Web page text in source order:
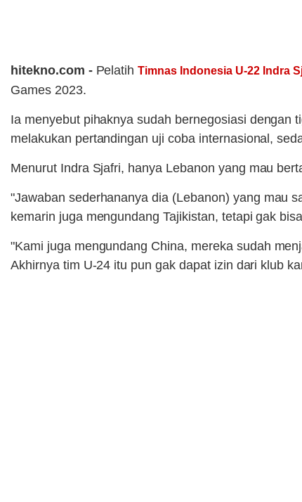
hitekno.com - PelatihTimnas Indonesia U-22 Indra
Games 2023.
Ia menyebut pihaknya sudah bernegosiasi dengan
melakukan pertandingan uji coba internasional,
Menurut Indra Sjafri, hanya Lebanon yang mau
"Jawaban sederhananya dia (Lebanon) yang mau
kemarin juga mengundang Tajikistan, tetapi gak
"Kami juga mengundang China, mereka sudah
Akhirnya tim U-24 itu pun gak dapat izin dari klub